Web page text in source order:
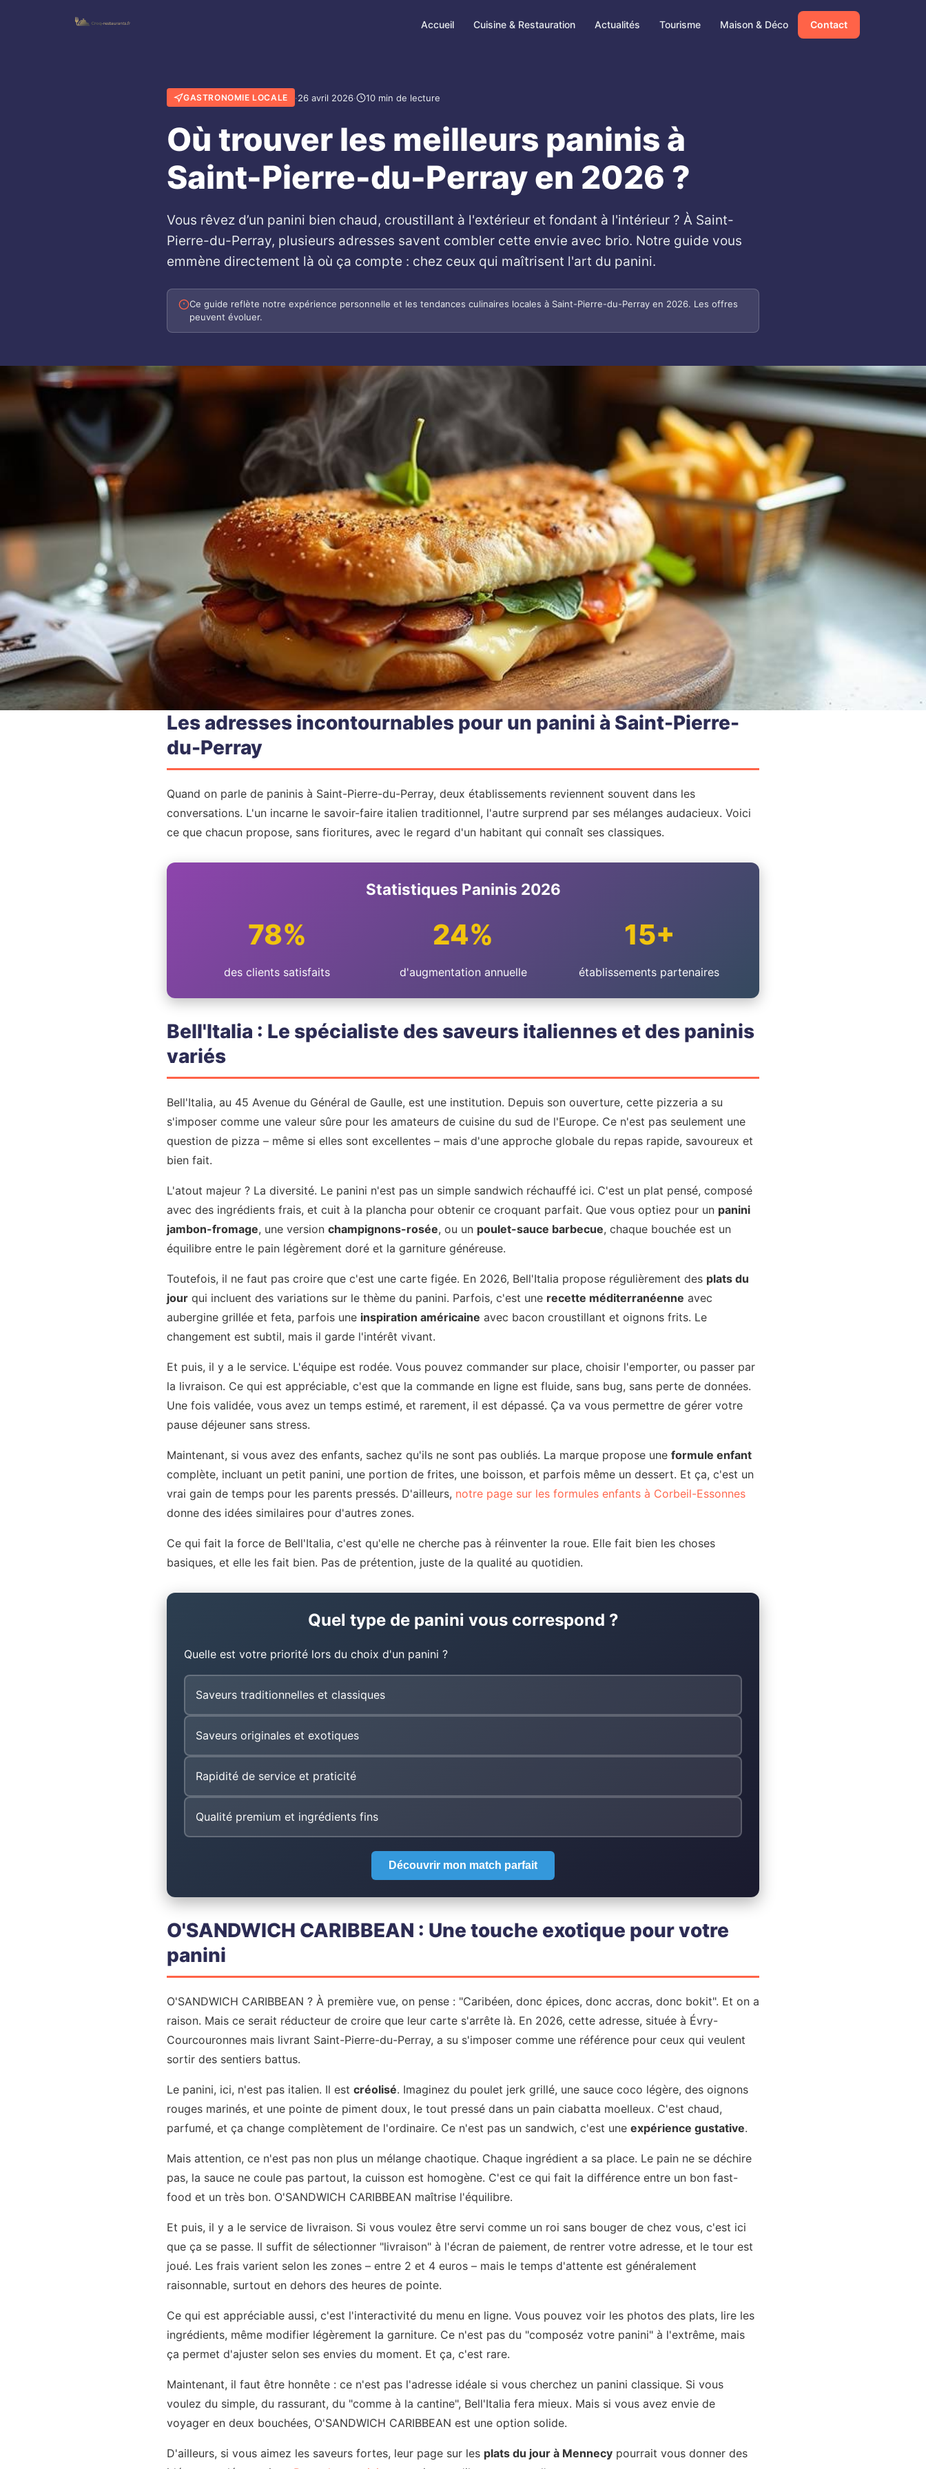
Accueil Cuisine & Restauration Actualités Tourisme Maison & Déco Contact
GASTRONOMIE LOCALE ·26 avril 2026· 10 min de lecture
Où trouver les meilleurs paninis à
Saint-Pierre-du-Perray en 2026 ?
Vous rêvez d’un panini bien chaud, croustillant à l'extérieur et fondant à l'intérieur ? À Saint-
Pierre-du-Perray, plusieurs adresses savent combler cette envie avec brio. Notre guide vous
emmène directement là où ça compte : chez ceux qui maîtrisent l'art du panini.
Ce guide reflète notre expérience personnelle et les tendances culinaires locales à Saint-Pierre-du-Perray en 2026. Les offres
peuvent évoluer.
Les adresses incontournables pour un panini à Saint-Pierre-
du-Perray
Quand on parle de paninis à Saint-Pierre-du-Perray, deux établissements reviennent souvent dans les
conversations. L'un incarne le savoir-faire italien traditionnel, l'autre surprend par ses mélanges audacieux. Voici
ce que chacun propose, sans fioritures, avec le regard d'un habitant qui connaît ses classiques.
Statistiques Paninis 2026
78%
des clients satisfaits
24%
d'augmentation annuelle
15+
établissements partenaires
Bell'Italia : Le spécialiste des saveurs italiennes et des paninis
variés
Bell'Italia, au 45 Avenue du Général de Gaulle, est une institution. Depuis son ouverture, cette pizzeria a su
s'imposer comme une valeur sûre pour les amateurs de cuisine du sud de l'Europe. Ce n'est pas seulement une
question de pizza – même si elles sont excellentes – mais d'une approche globale du repas rapide, savoureux et
bien fait.
L'atout majeur ? La diversité. Le panini n'est pas un simple sandwich réchauffé ici. C'est un plat pensé, composé
avec des ingrédients frais, et cuit à la plancha pour obtenir ce croquant parfait. Que vous optiez pour un panini
jambon-fromage, une version champignons-rosée, ou un poulet-sauce barbecue, chaque bouchée est un
équilibre entre le pain légèrement doré et la garniture généreuse.
Toutefois, il ne faut pas croire que c'est une carte figée. En 2026, Bell'Italia propose régulièrement des plats du
jour qui incluent des variations sur le thème du panini. Parfois, c'est une recette méditerranéenne avec
aubergine grillée et feta, parfois une inspiration américaine avec bacon croustillant et oignons frits. Le
changement est subtil, mais il garde l'intérêt vivant.
Et puis, il y a le service. L'équipe est rodée. Vous pouvez commander sur place, choisir l'emporter, ou passer par
la livraison. Ce qui est appréciable, c'est que la commande en ligne est fluide, sans bug, sans perte de données.
Une fois validée, vous avez un temps estimé, et rarement, il est dépassé. Ça va vous permettre de gérer votre
pause déjeuner sans stress.
Maintenant, si vous avez des enfants, sachez qu'ils ne sont pas oubliés. La marque propose une formule enfant
complète, incluant un petit panini, une portion de frites, une boisson, et parfois même un dessert. Et ça, c'est un
vrai gain de temps pour les parents pressés. D'ailleurs, notre page sur les formules enfants à Corbeil-Essonnes
donne des idées similaires pour d'autres zones.
Ce qui fait la force de Bell'Italia, c'est qu'elle ne cherche pas à réinventer la roue. Elle fait bien les choses
basiques, et elle les fait bien. Pas de prétention, juste de la qualité au quotidien.
Quel type de panini vous correspond ?
Quelle est votre priorité lors du choix d'un panini ?
Saveurs traditionnelles et classiques
Saveurs originales et exotiques
Rapidité de service et praticité
Qualité premium et ingrédients fins
Découvrir mon match parfait
O'SANDWICH CARIBBEAN : Une touche exotique pour votre
panini
O'SANDWICH CARIBBEAN ? À première vue, on pense : "Caribéen, donc épices, donc accras, donc bokit". Et on a
raison. Mais ce serait réducteur de croire que leur carte s'arrête là. En 2026, cette adresse, située à Évry-
Courcouronnes mais livrant Saint-Pierre-du-Perray, a su s'imposer comme une référence pour ceux qui veulent
sortir des sentiers battus.
Le panini, ici, n'est pas italien. Il est créolisé. Imaginez du poulet jerk grillé, une sauce coco légère, des oignons
rouges marinés, et une pointe de piment doux, le tout pressé dans un pain ciabatta moelleux. C'est chaud,
parfumé, et ça change complètement de l'ordinaire. Ce n'est pas un sandwich, c'est une expérience gustative.
Mais attention, ce n'est pas non plus un mélange chaotique. Chaque ingrédient a sa place. Le pain ne se déchire
pas, la sauce ne coule pas partout, la cuisson est homogène. C'est ce qui fait la différence entre un bon fast-
food et un très bon. O'SANDWICH CARIBBEAN maîtrise l'équilibre.
Et puis, il y a le service de livraison. Si vous voulez être servi comme un roi sans bouger de chez vous, c'est ici
que ça se passe. Il suffit de sélectionner "livraison" à l'écran de paiement, de rentrer votre adresse, et le tour est
joué. Les frais varient selon les zones – entre 2 et 4 euros – mais le temps d'attente est généralement
raisonnable, surtout en dehors des heures de pointe.
Ce qui est appréciable aussi, c'est l'interactivité du menu en ligne. Vous pouvez voir les photos des plats, lire les
ingrédients, même modifier légèrement la garniture. Ce n'est pas du "composéz votre panini" à l'extrême, mais
ça permet d'ajuster selon ses envies du moment. Et ça, c'est rare.
Maintenant, il faut être honnête : ce n'est pas l'adresse idéale si vous cherchez un panini classique. Si vous
voulez du simple, du rassurant, du "comme à la cantine", Bell'Italia fera mieux. Mais si vous avez envie de
voyager en deux bouchées, O'SANDWICH CARIBBEAN est une option solide.
D'ailleurs, si vous aimez les saveurs fortes, leur page sur les plats du jour à Mennecy pourrait vous donner des